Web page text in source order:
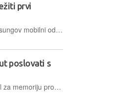
prvi
Iako se serija Galaxy S26 prodaje vrlo dobro, Samsungov mobilni odjel mogao bi prvi put u povijesti završiti kvartal s gubitkom, što se nije dogodilo ni 2016. tijekom afere zapaljivih baterija u Galaxy Noteu 7
poslovati s
Dok mobilni segment trpi pritisak, Samsungov odjel za memoriju profitira od rasta cijena i bilježi rekordne rezultate